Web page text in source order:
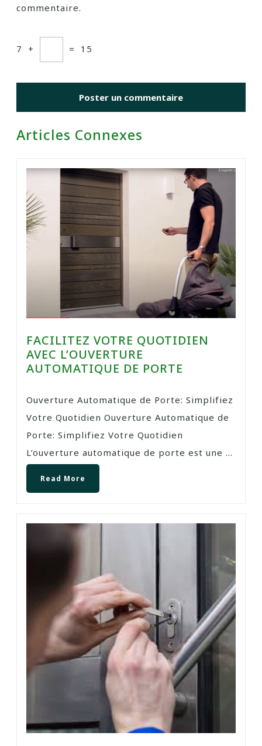
commentaire.
7 + = 15
Articles Connexes
FACILITEZ VOTRE QUOTIDIEN
AVEC L’OUVERTURE
AUTOMATIQUE DE PORTE
Ouverture Automatique de Porte: Simplifiez
Votre Quotidien Ouverture Automatique de
Porte: Simplifiez Votre Quotidien
L’ouverture automatique de porte est une ...
Read More